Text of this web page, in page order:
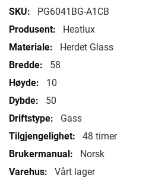
Mer
informasjon
PG6041BG-A1CB
Heatlux
Herdet Glass
58
10
50
Gass
48 timer
Norsk
Vårt lager